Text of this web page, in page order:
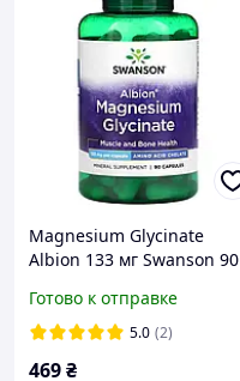
Magnesium Glycinate
Albion 133 мг Swanson 90
Готово к отправке
5.0 (2)
469₴